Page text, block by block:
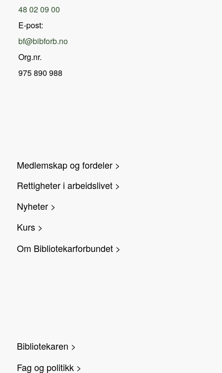
48 02 09 00
E-post:
bf@bibforb.no
Org.nr.
975 890 988
Medlemskap og fordeler >
Rettigheter i arbeidslivet >
Nyheter >
Kurs >
Om Bibliotekarforbundet >
Bibliotekaren >
Fag og politikk >